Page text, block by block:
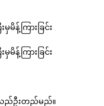
မိန့်ကြားခြင်း
မိန့်ကြားခြင်း
လည်ဦးတည်မည်။